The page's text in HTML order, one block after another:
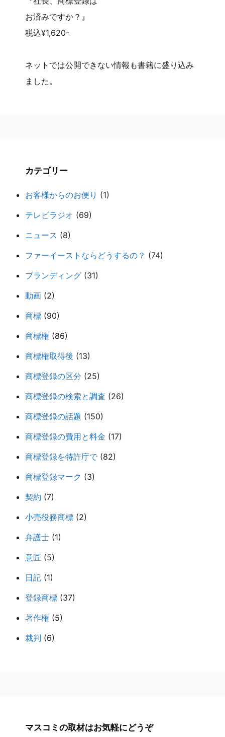
お済みですか？』
税込¥1,620-
ネットでは公開できない情報も書籍に盛り込み
ました。
カテゴリー
お客様からのお便り (1)
テレビラジオ (69)
ニュース (8)
ファーイーストならどうするの？ (74)
ブランディング (31)
動画 (2)
商標 (90)
商標権 (86)
商標権取得後 (13)
商標登録の区分 (25)
商標登録の検索と調査 (26)
商標登録の話題 (150)
商標登録の費用と料金 (17)
商標登録を特許庁で (82)
商標登録マーク (3)
契約 (7)
小売役務商標 (2)
弁護士 (1)
意匠 (5)
日記 (1)
登録商標 (37)
著作権 (5)
裁判 (6)
マスコミの取材はお気軽にどうぞ